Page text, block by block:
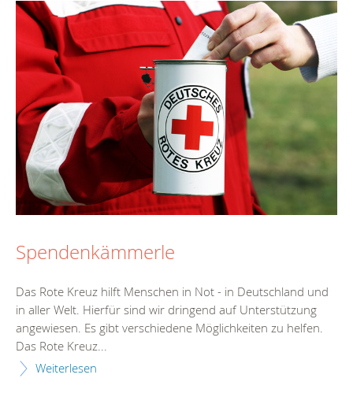
Spendenkämmerle
Das Rote Kreuz hilft Menschen in Not - in Deutschland und
in aller Welt. Hierfür sind wir dringend auf Unterstützung
angewiesen. Es gibt verschiedene Möglichkeiten zu helfen.
Das Rote Kreuz...
Weiterlesen